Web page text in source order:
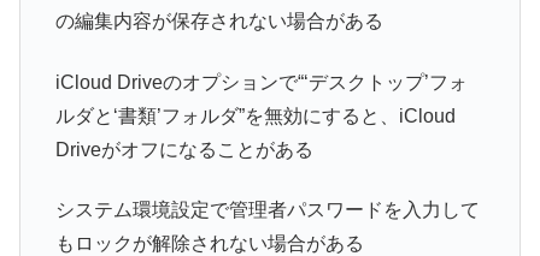
の編集内容が保存されない場合がある
iCloud Driveのオプションで“‘デスクトップ’フォ
ルダと‘書類’フォルダ”を無効にすると、iCloud
Driveがオフになることがある
システム環境設定で管理者パスワードを入力して
もロックが解除されない場合がある